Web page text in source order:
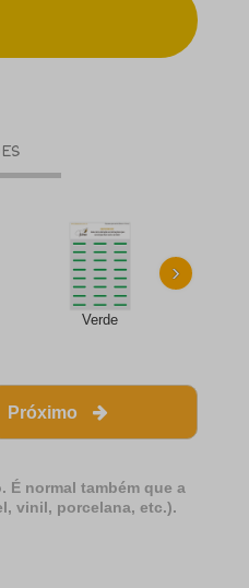
Verde
›
Próximo
É normal também que a
vinil, porcelana, etc.).